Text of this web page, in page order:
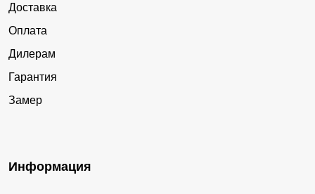
Доставка
Оплата
Дилерам
Гарантия
Замер
Информация